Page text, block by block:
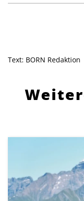
Text: BORN Redaktion